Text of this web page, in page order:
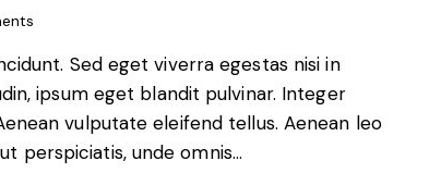
Sed eget viverra egestas nisi in
ipsum eget blandit pulvinar. Integer
vulputate eleifend tellus. Aenean leo
perspiciatis, unde omnis…